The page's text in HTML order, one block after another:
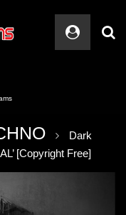
Dark
[Copyright Free]